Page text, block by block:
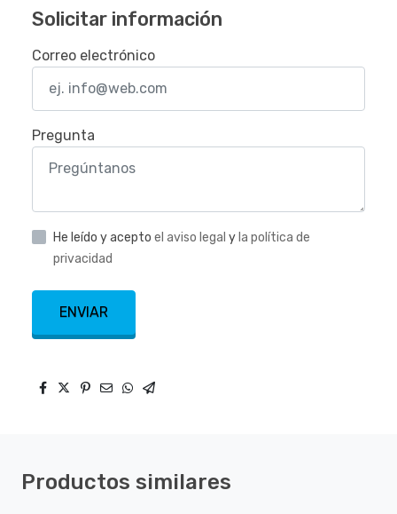
Solicitar información
Correo electrónico
Pregunta
He leído y acepto el aviso legal y la política de
privacidad
ENVIAR
Productos similares